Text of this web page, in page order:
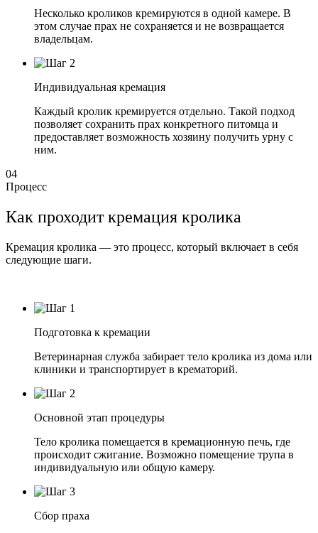
Несколько кроликов кремируются в одной камере. В
этом случае прах не сохраняется и не возвращается
владельцам.
Индивидуальная кремация
Каждый кролик кремируется отдельно. Такой подход
позволяет сохранить прах конкретного питомца и
предоставляет возможность хозяину получить урну с
ним.
04
Процесс
Как проходит кремация кролика
Кремация кролика — это процесс, который включает в себя
следующие шаги.
Подготовка к кремации
Ветеринарная служба забирает тело кролика из дома или
клиники и транспортирует в крематорий.
Основной этап процедуры
Тело кролика помещается в кремационную печь, где
происходит сжигание. Возможно помещение трупа в
индивидуальную или общую камеру.
Сбор праха